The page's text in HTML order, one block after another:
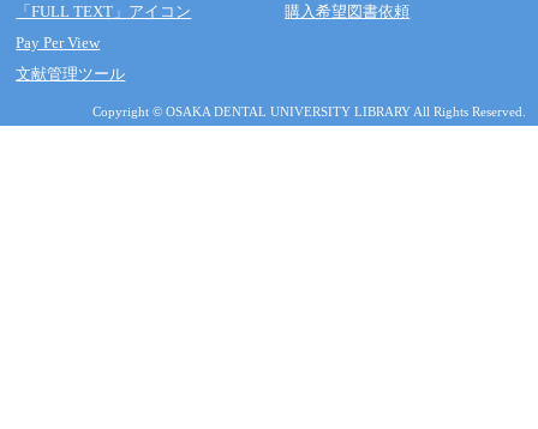
「FULL TEXT」アイコン
Pay Per View
文献管理ツール
購入希望図書依頼
Copyright © OSAKA DENTAL UNIVERSITY LIBRARY All Rights Reserved.